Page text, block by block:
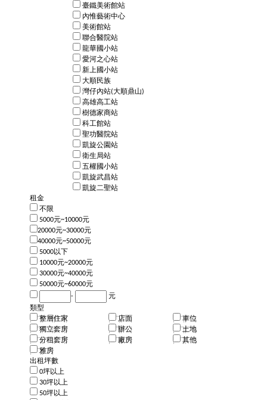
臺鐵美術館站
內惟藝術中心
美術館站
聯合醫院站
龍華國小站
愛河之心站
新上國小站
大順民族
灣仔內站(大順鼎山)
高雄高工站
樹德家商站
科工館站
聖功醫院站
凱旋公園站
衛生局站
五權國小站
凱旋武昌站
凱旋二聖站
租金
不限
5000元~10000元
20000元~30000元
40000元~50000元
5000以下
10000元~20000元
30000元~40000元
50000元~60000元
-
元
類型
整層住家
獨立套房
分租套房
雅房
店面
辦公
廠房
車位
土地
其他
出租坪數
0坪以上
30坪以上
50坪以上